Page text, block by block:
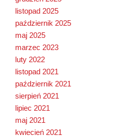
listopad 2025
październik 2025
maj 2025
marzec 2023
luty 2022
listopad 2021
październik 2021
sierpień 2021
lipiec 2021
maj 2021
kwiecień 2021